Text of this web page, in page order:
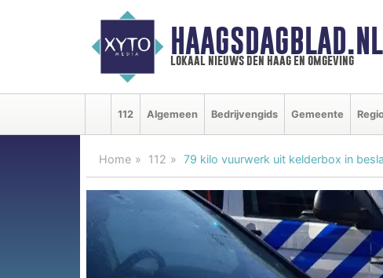
HAAGSDAGBLAD.NL
lokaal nieuws den haag en omgeving
112 Algemeen Bedrijvengids Gemeente
Home 112 79 kilo vuurwerk uit kelderbox in